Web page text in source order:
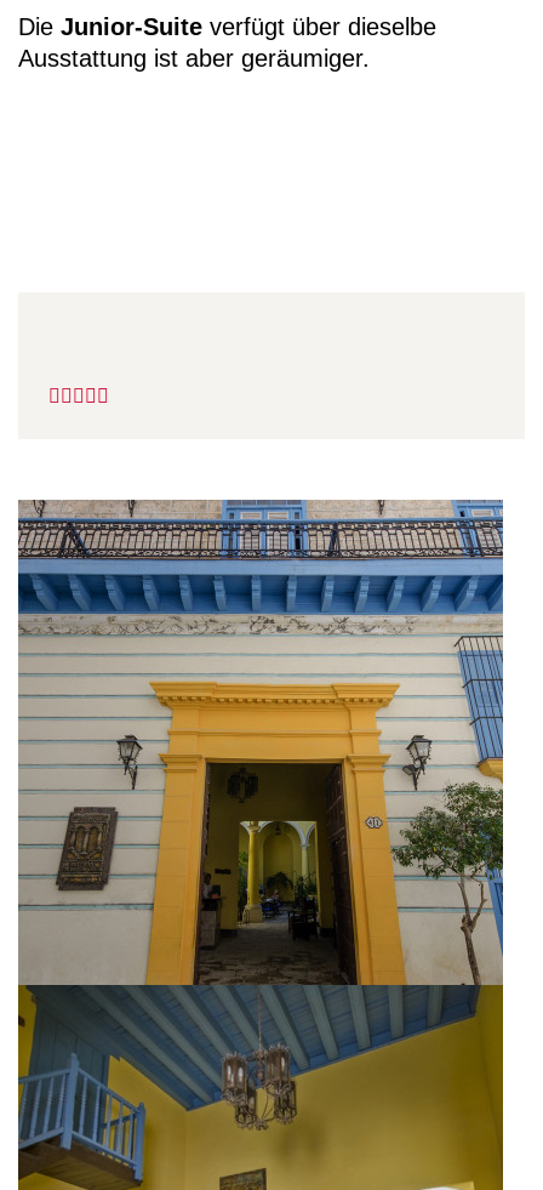
Die Junior-Suite verfügt über dieselbe
Ausstattung ist aber geräumiger.